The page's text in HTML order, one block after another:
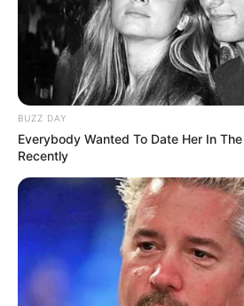
BUZZ DAY
Everybody Wanted To Date Her In
Recently